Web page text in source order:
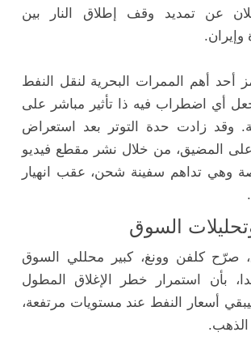
عن تمديد وقف إطلاق النار بين
وإيران.
أحد أهم الممرات البحرية لنقل النفط
أي اضطراب فيه ذا تأثير مباشر على
وقد زادت حدة التوتر بعد استعراض
على المضيق، من خلال نشر مقطع فيديو
وهي تداهم سفينة شحن، عقب انهيار
السوق
صرّح كلفن وونغ، كبير محللي السوق
بأن استمرار خطر الإغلاق المطول
أسعار النفط عند مستويات مرتفعة،